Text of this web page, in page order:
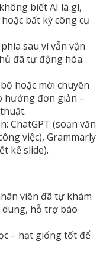
biết AI là gì,
bất kỳ công cụ
sau vì vẫn vận
đã tự động hóa.
hoặc mời chuyên
hướng đơn giản –
ChatGPT (soạn văn
việc), Grammarly
kế slide).
viên đã tự khám
hỗ trợ báo
– hạt giống tốt để